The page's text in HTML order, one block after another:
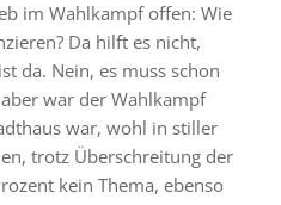
im Wahlkampf offen: Wie
Da hilft es nicht,
da. Nein, es muss schon
war der Wahlkampf
war, wohl in stiller
trotz Überschreitung der
kein Thema, ebenso